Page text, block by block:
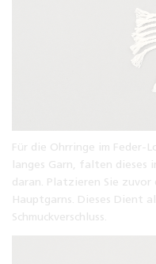
Für die Ohrringe im Feder-
langes Garn, falten dieses
daran. Platzieren Sie zuvor
Hauptgarns. Dieses Dient
Schmuckverschluss.